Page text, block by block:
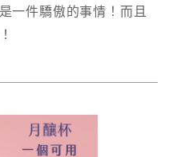
一件驕傲的事情！而且